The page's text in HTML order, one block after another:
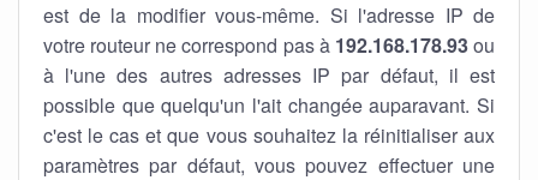
est de la modifier vous-même. Si l'adresse IP de
votre routeur ne correspond pas à 192.168.178.93ou
à l'une des autres adresses IP par défaut, il est
possible que quelqu'un l'ait changée auparavant. Si
c'est le cas et que vous souhaitez la réinitialiser aux
paramètres par défaut, vous pouvez effectuer une